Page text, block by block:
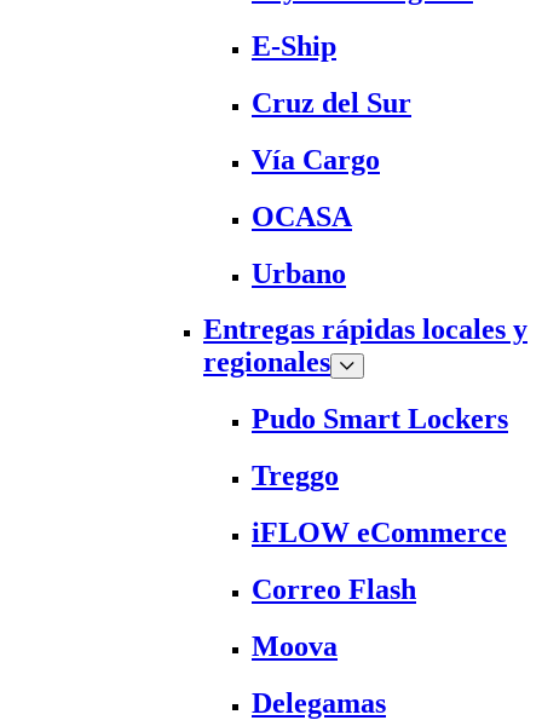
E-Ship
Cruz del Sur
Vía Cargo
OCASA
Urbano
Entregas rápidas locales y
regionales
Pudo Smart Lockers
Treggo
iFLOW eCommerce
Correo Flash
Moova
Delegamas